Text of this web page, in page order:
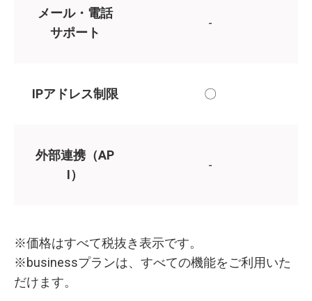
メール・電話
サポート
-
IPアドレス制限 〇
外部連携（AP
I）
-
※価格はすべて税抜き表示です。
※businessプランは、すべての機能をご利用いた
だけます。